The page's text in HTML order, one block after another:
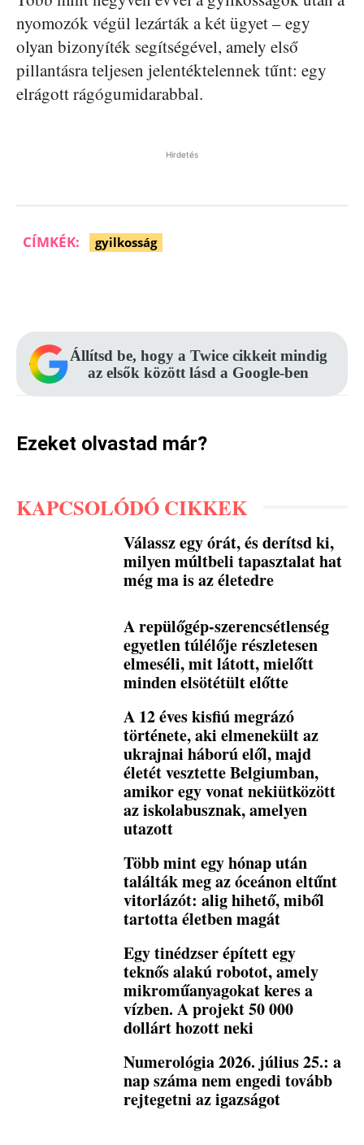
nyomozók végül lezárták a két ügyet – egy
olyan bizonyíték segítségével, amely első
pillantásra teljesen jelentéktelennek tűnt: egy
elrágott rágógumidarabbal.
Hirdetés
CÍMKÉK: gyilkosság
Állítsd be, hogy a Twice cikkeit mindig
az elsők között lásd a Google-ben
Ezeket olvastad már?
KAPCSOLÓDÓ CIKKEK
Válassz egy órát, és derítsd ki,
milyen múltbeli tapasztalat hat
még ma is az életedre
A repülőgép-szerencsétlenség
egyetlen túlélője részletesen
elmeséli, mit látott, mielőtt
minden elsötétült előtte
A 12 éves kisfiú megrázó
története, aki elmenekült az
ukrajnai háború elől, majd
életét vesztette Belgiumban,
amikor egy vonat nekiütközött
az iskolabusznak, amelyen
utazott
Több mint egy hónap után
találták meg az óceánon eltűnt
vitorlázót: alig hihető, miből
tartotta életben magát
Egy tinédzser épített egy
teknős alakú robotot, amely
mikroműanyagokat keres a
vízben. A projekt 50 000
dollárt hozott neki
Numerológia 2026. július 25.: a
nap száma nem engedi tovább
rejtegetni az igazságot